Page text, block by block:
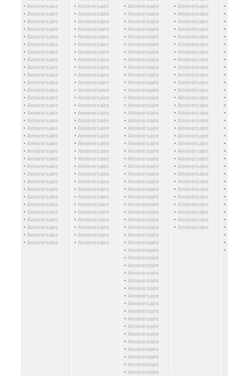
· Anniversaire
· Anniversaire
· Anniversaire
· Anniversaire
· Anniversaire
· Anniversaire
· Anniversaire
· Anniversaire
· Anniversaire
· Anniversaire
· Anniversaire
· Anniversaire
· Anniversaire
· Anniversaire
· Anniversaire
· Anniversaire
· Anniversaire
· Anniversaire
· Anniversaire
· Anniversaire
· Anniversaire
· Anniversaire
· Anniversaire
· Anniversaire
· Anniversaire
· Anniversaire
· Anniversaire
· Anniversaire
· Anniversaire
· Anniversaire
· Anniversaire
· Anniversaire
· Anniversaire
· Anniversaire
· Anniversaire
· Anniversaire
· Anniversaire
· Anniversaire
· Anniversaire
· Anniversaire
· Anniversaire
· Anniversaire
· Anniversaire
· Anniversaire
· Anniversaire
· Anniversaire
· Anniversaire
· Anniversaire
· Anniversaire
· Anniversaire
· Anniversaire
· Anniversaire
· Anniversaire
· Anniversaire
· Anniversaire
· Anniversaire
· Anniversaire
· Anniversaire
· Anniversaire
· Anniversaire
· Anniversaire
· Anniversaire
· Anniversaire
· Anniversaire
· Anniversaire
· Anniversaire
· Anniversaire
· Anniversaire
· Anniversaire
· Anniversaire
· Anniversaire
· Anniversaire
· Anniversaire
· Anniversaire
· Anniversaire
· Anniversaire
· Anniversaire
· Anniversaire
· Anniversaire
· Anniversaire
· Anniversaire
· Anniversaire
· Anniversaire
· Anniversaire
· Anniversaire
· Anniversaire
· Anniversaire
· Anniversaire
· Anniversaire
· Anniversaire
· Anniversaire
· Anniversaire
· Anniversaire
· Anniversaire
· Anniversaire
· Anniversaire
· Anniversaire
· Anniversaire
· Anniversaire
· Anniversaire
· Anniversaire
· Anniversaire
· Anniversaire
· Anniversaire
· Anniversaire
· Anniversaire
· Anniversaire
· Anniversaire
· Anniversaire
· Anniversaire
· Anniversaire
· Anniversaire
· Anniversaire
· Anniversaire
· Anniversaire
· Anniversaire
· Anniversaire
· Anniversaire
· Anniversaire
· Anniversaire
· Anniversaire
· Anniversaire
· Anniversaire
· Anniversaire
· Anniversaire
· Anniversaire
· Anniversaire
· Anniversaire
· Anniversaire
· Anniversaire
· Anniversaire
· Anniversaire
· Anniversaire
· Anniversaire
· Anniversaire
· Anniversaire
· Anniversaire
· Anniversaire
· Anniversaire
· Anniversaire
· Anniversaire
· Anniversaire
· Anniversaire
·
·
·
·
·
·
·
·
·
·
·
·
·
·
·
·
·
·
·
·
·
·
·
·
·
·
·
·
·
·
·
·
·